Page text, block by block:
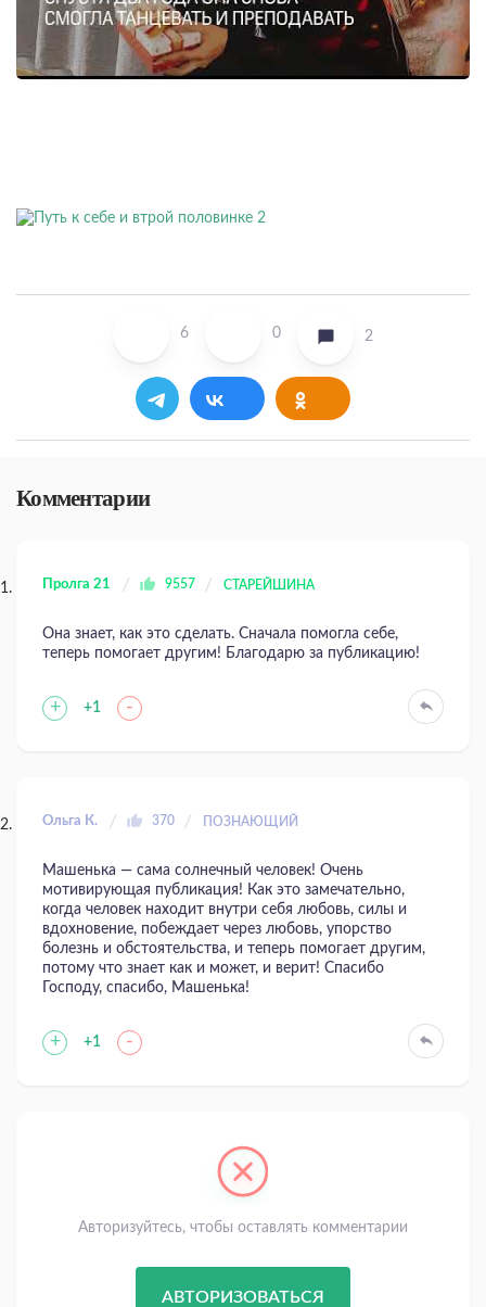
6 0 2
Комментарии
Пролга 21 9557 СТАРЕЙШИНА
Она знает, как это сделать. Сначала помогла себе,
теперь помогает другим! Благодарю за публикацию!
+ +1 -
Ольга К. 370 ПОЗНАЮЩИЙ
Машенька — сама солнечный человек! Очень
мотивирующая публикация! Как это замечательно,
когда человек находит внутри себя любовь, силы и
вдохновение, побеждает через любовь, упорство
болезнь и обстоятельства, и теперь помогает другим,
потому что знает как и может, и верит! Спасибо
Господу, спасибо, Машенька!
+ +1 -
Авторизуйтесь, чтобы оставлять комментарии
АВТОРИЗОВАТЬСЯ